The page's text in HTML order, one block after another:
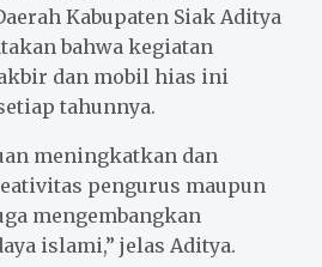
Kabupaten Siak Aditya
bahwa kegiatan
dan mobil hias ini
tahunnya.
meningkatkan dan
pengurus maupun
mengembangkan
islami,” jelas Aditya.